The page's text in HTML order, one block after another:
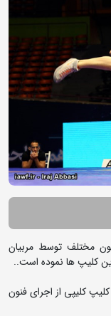
مختلف توسط مربیان
کلیپ ها نموده است..
کلیپی از اجرای فنون